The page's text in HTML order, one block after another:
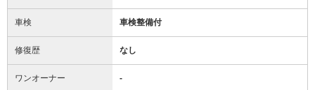
車検 車検整備付
修復歴 なし
ワンオーナー -